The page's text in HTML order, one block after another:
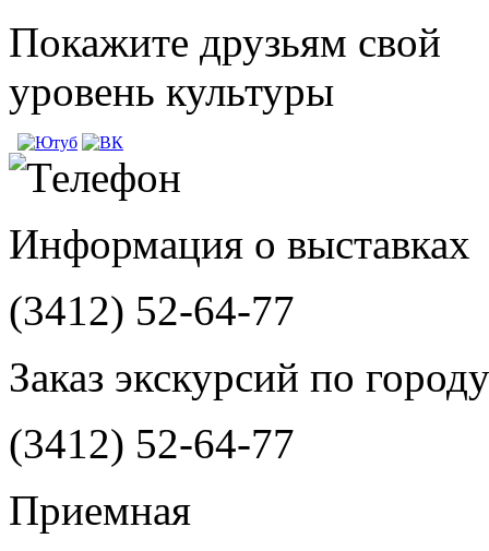
Покажите друзьям свой
уровень культуры
Информация о выставках
(3412) 52-64-77
Заказ экскурсий по городу
(3412) 52-64-77
Приемная